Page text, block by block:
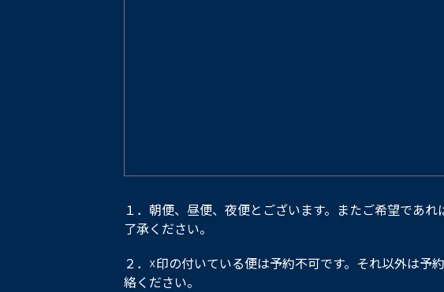
１．朝便、昼便、夜便とございます。またご希望であ
了承ください。
２．☓印の付いている便は予約不可です。それ以外は
絡ください。